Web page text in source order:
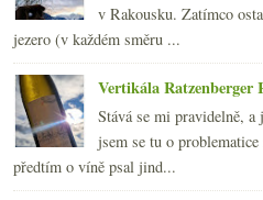
v Rakousku. Zatímco
jezero (v každém směru ...
Vertikála Ratzenberger
Stává se mi pravidelně, a
jsem se tu o
předtím o víně psal jind...